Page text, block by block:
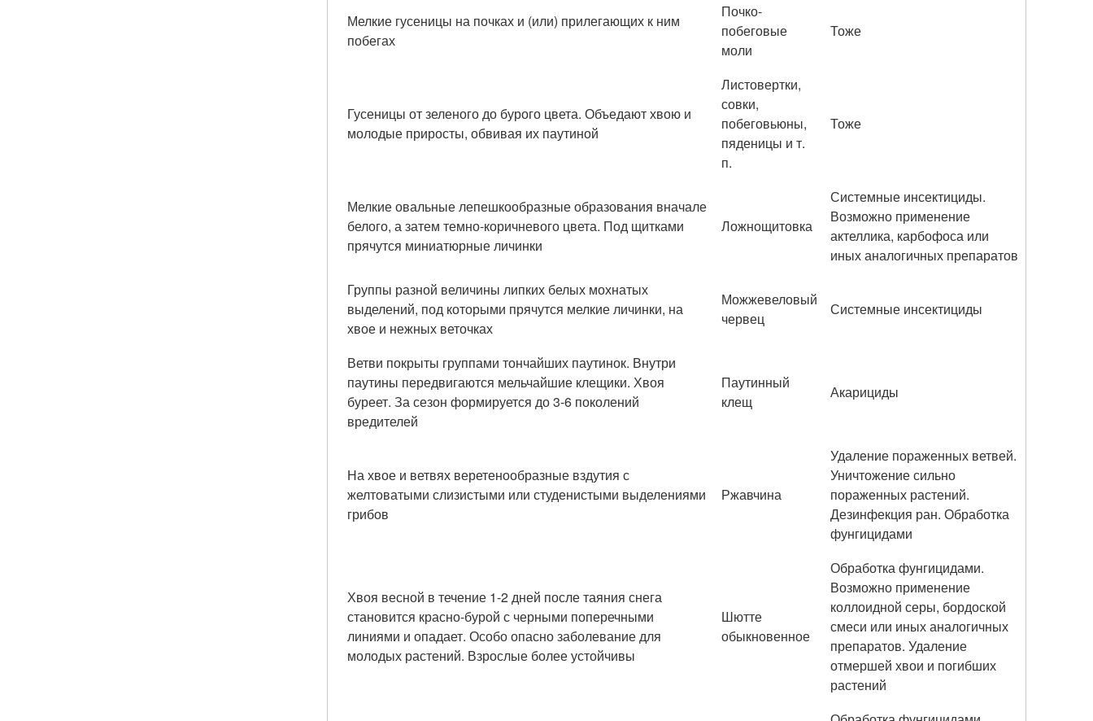
Мелкие гусеницы на почках и (или) прилегающих к ним
побегах
Почко-
побеговые
моли
Тоже
Гусеницы от зеленого до бурого цвета. Объедают хвою и
молодые приросты, обвивая их паутиной
Листовертки,
совки,
побеговьюны,
пяденицы и т.
п.
Тоже
Мелкие овальные лепешкообразные образо­вания вначале
белого, а затем темно-коричневого цвета. Под щитками
прячутся миниатюрные личинки
Ложнощитовка
Системные инсектициды.
Возможно применение
актеллика, карбофоса или
иных аналогичных препаратов
Группы разной величины липких белых мохнатых
выделений, под которыми прячутся мелкие личинки, на
хвое и нежных веточках
Можжевеловый
червец
Системные инсектициды
Ветви покрыты группами тончайших паутинок. Внутри
паутины передвигаются мельчайшие клещики. Хвоя
буреет. За сезон формируется до 3-6 поколений
вредителей
Паутинный
клещ
Акарициды
На хвое и ветвях веретенообразные вздутия с
желтоватыми слизистыми или студенистыми выделениями
грибов
Ржавчина
Удаление пораженных ветвей.
Уничтожение сильно
пораженных растений.
Дезинфекция ран. Обработка
фунгицидами
Хвоя весной в течение 1-2 дней после таяния снега
становится красно-бурой с черными поперечными
линиями и опадает. Особо опасно заболевание для
молодых растений. Взрослые более устойчивы
Шютте
обыкновенное
Обработка фунгицидами.
Возможно применение
коллоидной серы, бордоской
смеси или иных аналогичных
пре­паратов. Удаление
отмершей хвои и погибших
растений